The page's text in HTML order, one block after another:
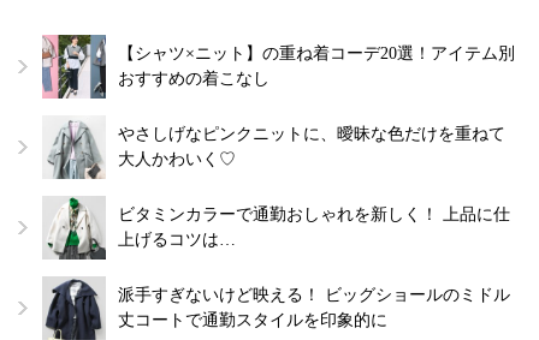
【シャツ×ニット】の重ね着コーデ20選！アイテム別
おすすめの着こなし
やさしげなピンクニットに、曖昧な色だけを重ねて
大人かわいく♡
ビタミンカラーで通勤おしゃれを新しく！ 上品に仕
上げるコツは…
派手すぎないけど映える！ ビッグショールのミドル
丈コートで通勤スタイルを印象的に